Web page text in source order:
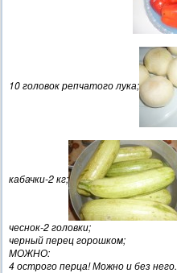
10 головок репчатого лука;
кабачки-2 кг;
чеснок-2 головки;
черный перец горошком;
МОЖНО:
4 острого перца! Можно и без него.